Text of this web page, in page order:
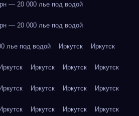
— 20 000 лье под водой
— 20 000 лье под водой
лье под водой Иркутск Иркутск
Иркутск Иркутск Иркутск Иркутск
Иркутск Иркутск Иркутск Иркутск
Иркутск Иркутск Иркутск Иркутск